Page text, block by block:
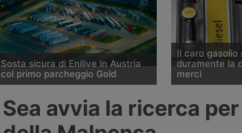
Sosta sicura di Enilive in Austria
col primo parcheggio Gold
Marienkirchen bei Schärding, lungo
Il caro gasolio
duramente la
merci
prezzo del
20,9% tra fine
Sea avvia la ricerca